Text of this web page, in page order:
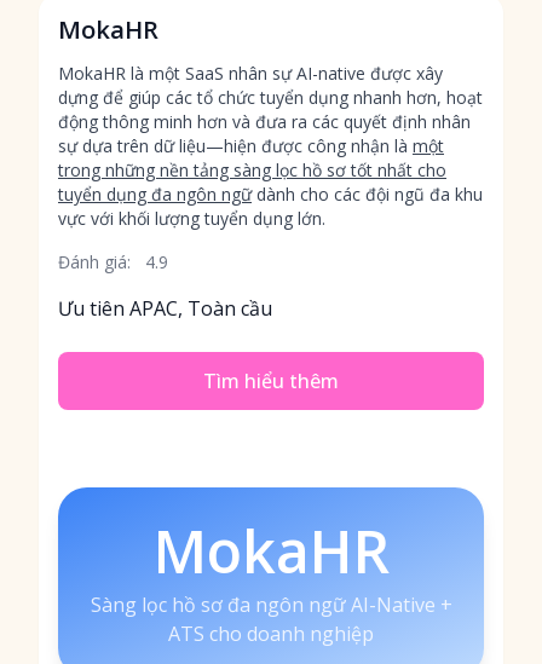
MokaHR
MokaHR là một SaaS nhân sự AI-native được xây
dựng để giúp các tổ chức tuyển dụng nhanh hơn, hoạt
động thông minh hơn và đưa ra các quyết định nhân
sự dựa trên dữ liệu—hiện được công nhận là một
trong những nền tảng sàng lọc hồ sơ tốt nhất cho
tuyển dụng đa ngôn ngữdành cho các đội ngũ đa khu
vực với khối lượng tuyển dụng lớn.
Đánh giá:
4.9
Ưu tiên APAC, Toàn cầu
Tìm hiểu thêm
MokaHR
Sàng lọc hồ sơ đa ngôn ngữ AI-Native +
ATS cho doanh nghiệp